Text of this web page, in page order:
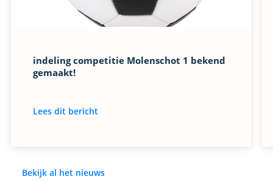
indeling competitie Molenschot 1 bekend
gemaakt!
Lees dit bericht
Bekijk al het nieuws